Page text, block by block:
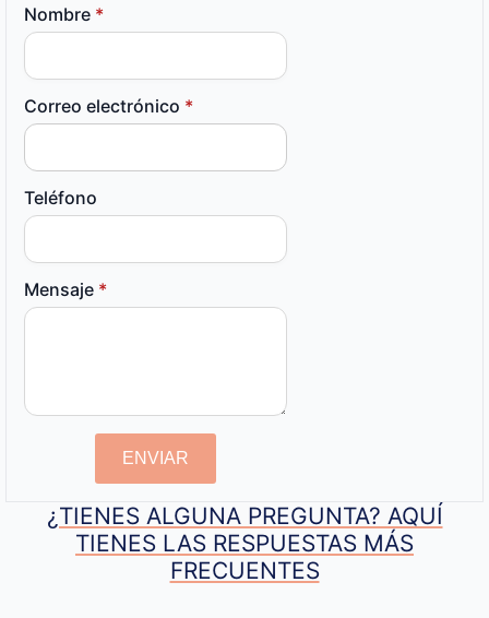
Nombre *
Correo electrónico *
Teléfono
Mensaje *
ENVIAR
¿TIENES ALGUNA PREGUNTA? AQUÍ
TIENES LAS RESPUESTAS MÁS
FRECUENTES